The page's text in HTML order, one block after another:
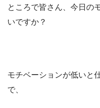
ところで皆さん、今日の
いですか？
モチベーションが低いと
で、